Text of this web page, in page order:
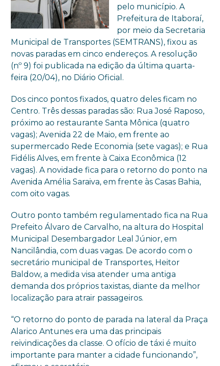
pelo município. A
Prefeitura de Itaboraí,
por meio da Secretaria
Municipal de Transportes (SEMTRANS), fixou as
novas paradas em cinco endereços. A resolução
(nº 9) foi publicada na edição da última quarta-
feira (20/04), no Diário Oficial.
Dos cinco pontos fixados, quatro deles ficam no
Centro. Três dessas paradas são: Rua José Raposo,
próximo ao restaurante Santa Mônica (quatro
vagas); Avenida 22 de Maio, em frente ao
supermercado Rede Economia (sete vagas); e Rua
Fidélis Alves, em frente à Caixa Econômica (12
vagas). A novidade fica para o retorno do ponto na
Avenida Amélia Saraiva, em frente às Casas Bahia,
com oito vagas.
Outro ponto também regulamentado fica na Rua
Prefeito Álvaro de Carvalho, na altura do Hospital
Municipal Desembargador Leal Júnior, em
Nancilândia, com duas vagas. De acordo com o
secretário municipal de Transportes, Heitor
Baldow, a medida visa atender uma antiga
demanda dos próprios taxistas, diante da melhor
localização para atrair passageiros.
“O retorno do ponto de parada na lateral da Praça
Alarico Antunes era uma das principais
reivindicações da classe. O ofício de táxi é muito
importante para manter a cidade funcionando”,